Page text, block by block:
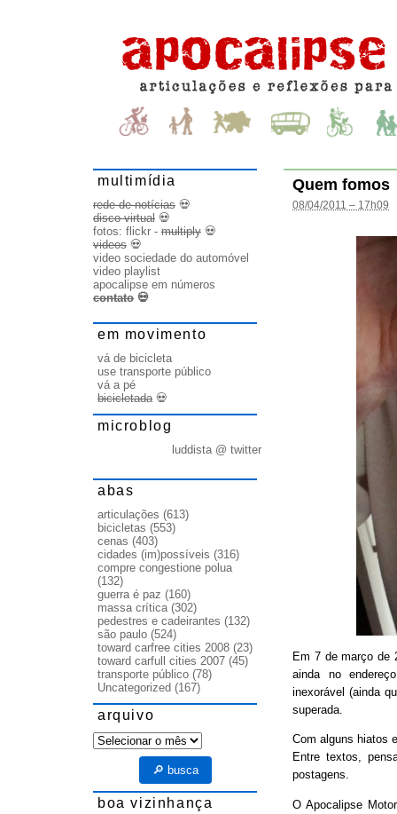
Quem fomos
08/04/2011 – 17h09
Em 7 de março de
ainda no
inexorável (ainda
superada.
Com alguns hiatos
Entre textos,
postagens.
O Apocalipse
multimídia
rede de notícias 💀
disco virtual 💀
fotos: flickr - multiply 💀
videos 💀
video sociedade do automóvel
video playlist
apocalipse em números
contato 💀
em movimento
vá de bicicleta
use transporte público
vá a pé
bicicletada💀
microblog
luddista @ twitter
abas
articulações (613)
bicicletas (553)
cenas (403)
cidades (im)possíveis (316)
compre congestione polua
(132)
guerra é paz (160)
massa crítica(302)
pedestres e cadeirantes (132)
são paulo (524)
toward carfree cities 2008 (23)
toward carfull cities 2007 (45)
transporte público (78)
Uncategorized (167)
arquivo
arquivo
🔎 busca
boa vizinhança